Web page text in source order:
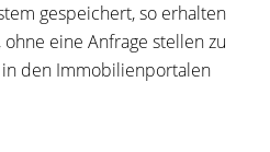
gespeichert, so erhalten
eine Anfrage stellen zu
den Immobilienportalen